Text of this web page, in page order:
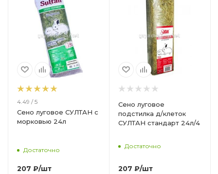
4.49 / 5
Сено луговое СУЛТАН с
морковью 24л
Достаточно
207 ₽/шт
Сено луговое
подстилка д/клеток
СУЛТАН стандарт 24л/4
Достаточно
207 ₽/шт